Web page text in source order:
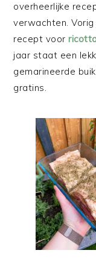
overheerlijke
verwachten.
recept voor
jaar staat een
gemarineerde
gratins.